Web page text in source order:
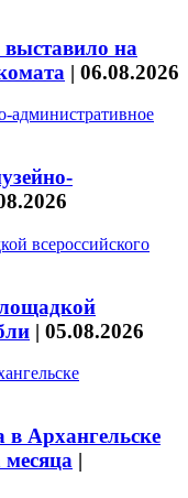
на
| 06.08.2026
| 05.08.2026
Архангельске
месяца |